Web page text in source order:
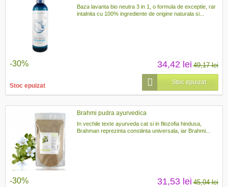
Baza lavanta bio neutra 3 in 1, o formula de exceptie, rar
intalnita cu 100% ingrediente de origine naturala si...
-30% 34,42 lei 49,17 lei
Stoc epuizat
Stoc epuizat
Brahmi pudra ayurvedica
In vechile texte ayurveda cat si in filozofia hindusa,
Brahman reprezinta constiinta universala, iar Brahmi...
-30% 31,53 lei 45,04 lei